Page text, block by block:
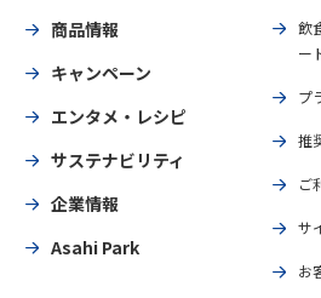
商品情報
キャンペーン
エンタメ・レシピ
サステナビリティ
企業情報
Asahi Park
飲
ー
プ
推
ご
サ
お